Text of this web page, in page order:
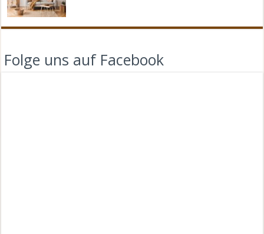
Folge uns auf Facebook